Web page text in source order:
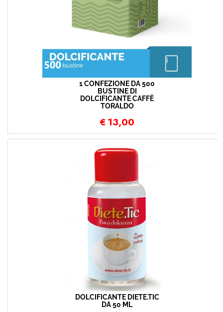
1 CONFEZIONE DA 500
BUSTINE DI
DOLCIFICANTE CAFFÈ
TORALDO
€ 13,00
DOLCIFICANTE DIETE.TIC
DA 50 ML